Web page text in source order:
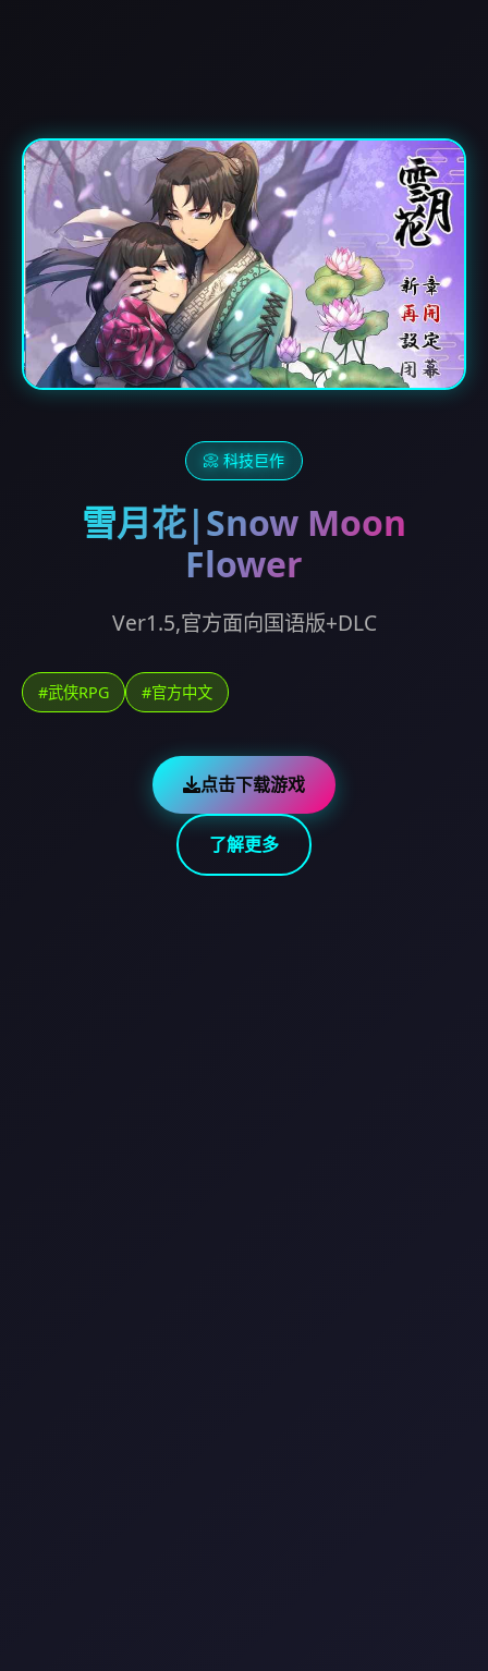
📀 科技巨作
雪月花|Snow Moon
Flower
Ver1.5,官方面向国语版+DLC
#武侠RPG #官方中文
点击下载游戏
了解更多